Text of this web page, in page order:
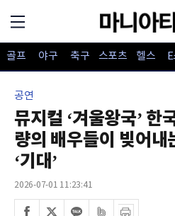
골프 야구 축구 스포츠 헬스
공연
뮤지컬 ‘겨울왕국’ 한
량의 배우들이 빚어내
‘기대’
2026-07-01 11:23:41